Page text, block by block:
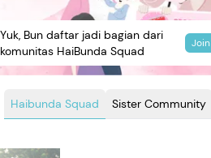
Haibunda Squad Sister Community
Yuk, Bun daftar jadi bagian dari
komunitas HaiBunda Squad
Join